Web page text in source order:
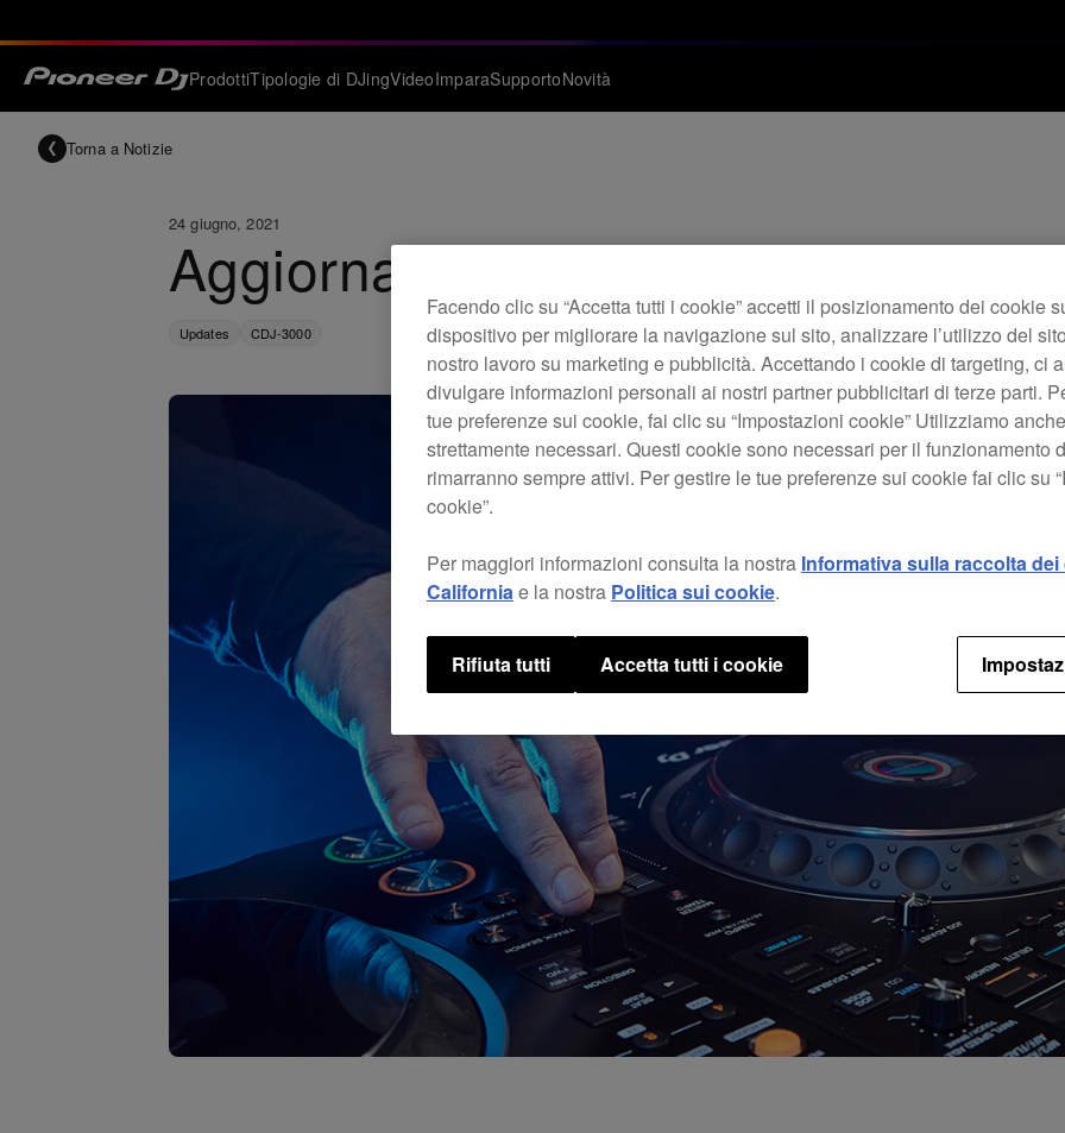
ProdottiTipologie di DJingVideoImparaSupportoNovità
Torna a Notizie
24 giugno, 2021
Aggiornamento: firmware CDJ-
Updates CDJ-3000
Facendo clic su “Accetta tutti i cookie” accetti il posizionamento dei cookie
dispositivo per migliorare la navigazione sul sito, analizzare l’utilizzo del
nostro lavoro su marketing e pubblicità. Accettando i cookie di targeting, ci
divulgare informazioni personali ai nostri partner pubblicitari di terze parti.
tue preferenze sui cookie, fai clic su “Impostazioni cookie” Utilizziamo
strettamente necessari. Questi cookie sono necessari per il funzionamento
rimarranno sempre attivi. Per gestire le tue preferenze sui cookie fai clic su
cookie”.
Per maggiori informazioni consulta la nostra Informativa sulla raccolta dei
Californiae la nostra Politica sui cookie.
Rifiuta tutti Accetta tutti i cookie